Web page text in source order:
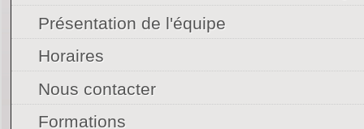
Présentation de l'équipe
Horaires
Nous contacter
Formations